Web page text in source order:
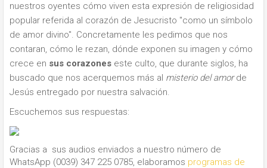
nuestros oyentes cómo viven esta expresión de religiosidad
popular referida al corazón de Jesucristo "como un símbolo
de amor divino". Concretamente les pedimos que nos
contaran, cómo le rezan, dónde exponen su imagen y cómo
crece en sus corazones este culto, que durante siglos, ha
buscado que nos acerquemos más al misterio del amorde
Jesús entregado por nuestra salvación.
Escuchemos sus respuestas:
Gracias a sus audios enviados a nuestro número de
WhatsApp (0039) 347 225 0785, elaboramos programas de